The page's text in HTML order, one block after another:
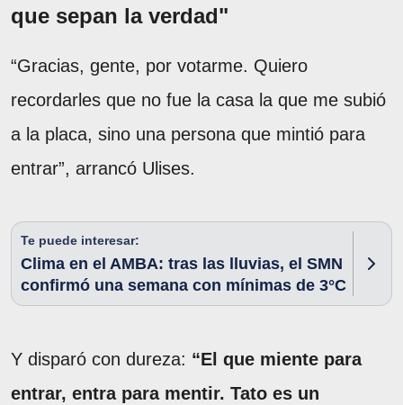
que sepan la verdad"
“Gracias, gente, por votarme. Quiero
recordarles que no fue la casa la que me subió
a la placa, sino una persona que mintió para
entrar”, arrancó Ulises.
Te puede interesar:
Clima en el AMBA: tras las lluvias, el SMN
confirmó una semana con mínimas de 3°C
Y disparó con dureza: “El que miente para
entrar, entra para mentir. Tato es un